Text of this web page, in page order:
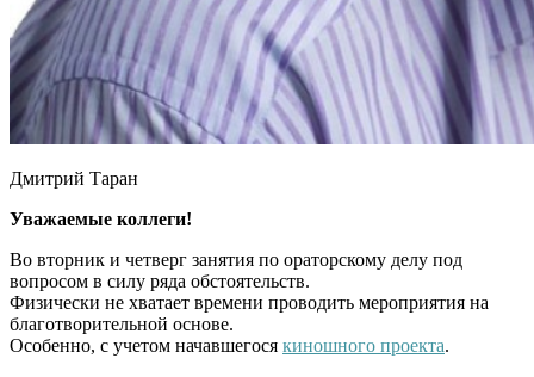
Дмитрий Таран
Уважаемые коллеги!
Во вторник и четверг занятия по ораторскому делу под
вопросом в силу ряда обстоятельств.
Физически не хватает времени проводить мероприятия на
благотворительной основе.
Особенно, с учетом начавшегося киношного проекта.